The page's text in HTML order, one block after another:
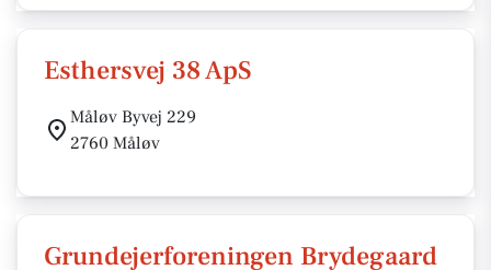
Esthersvej 38 ApS
Måløv Byvej 229
2760 Måløv
Grundejerforeningen Brydegaard